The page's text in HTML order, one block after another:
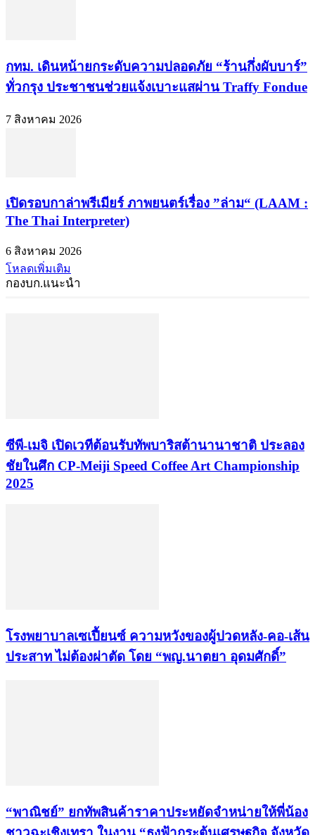
กทม. เดินหน้ายกระดับความปลอดภัย “ร้านกึ่งผับบาร์”
ทั่วกรุง ประชาชนช่วยแจ้งเบาะแสผ่าน Traffy Fondue
7 สิงหาคม 2026
เปิดรอบกาล่าพรีเมียร์ ภาพยนตร์เรื่อง ”ล่าม“ (LAAM :
The Thai Interpreter)
6 สิงหาคม 2026
โหลดเพิ่มเติม
กองบก.แนะนำ
ซีพี-เมจิ เปิดเวทีต้อนรับทัพบาริสต้านานาชาติ ประลอง
ชัยในศึก CP-Meiji Speed Coffee Art Championship
2025
โรงพยาบาลเซเปี้ยนซ์ ความหวังของผู้ปวดหลัง-คอ-เส้น
ประสาท ไม่ต้องผ่าตัด โดย “พญ.นาตยา อุดมศักดิ์”
“พาณิชย์” ยกทัพสินค้าราคาประหยัดจำหน่ายให้พี่น้อง